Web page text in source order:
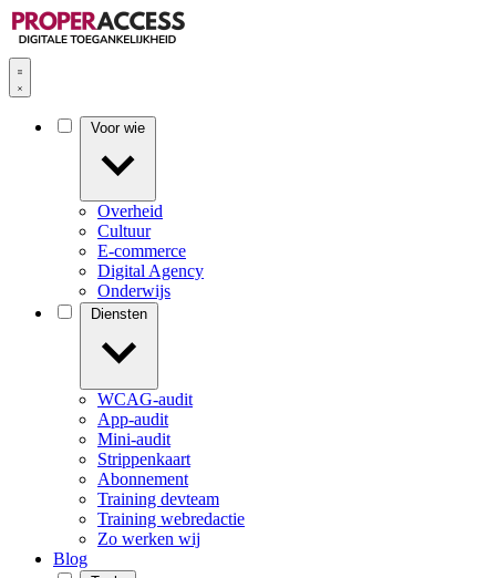
Overheid
Cultuur
E-commerce
Digital Agency
Onderwijs
WCAG-audit
App-audit
Mini-audit
Strippenkaart
Abonnement
Training devteam
Training webredactie
Zo werken wij
Blog